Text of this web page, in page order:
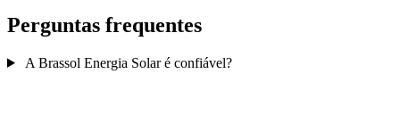
Perguntas frequentes
A Brassol Energia Solar é confiável?